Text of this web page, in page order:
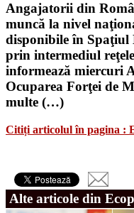
Angajatorii din
muncă la nivel
disponibile în Spaţiul
prin intermediul
informează miercuri
Ocuparea Forţei de
multe (…)
Citiți articolul în pagina :
Alte articole din